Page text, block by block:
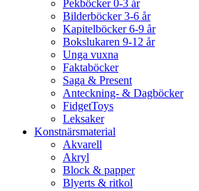
Pekböcker 0-3 år
Bilderböcker 3-6 år
Kapitelböcker 6-9 år
Bokslukaren 9-12 år
Unga vuxna
Faktaböcker
Saga & Present
Anteckning- & Dagböcker
FidgetToys
Leksaker
Konstnärsmaterial
Akvarell
Akryl
Block & papper
Blyerts & ritkol